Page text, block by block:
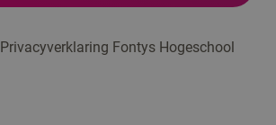
Privacyverklaring Fontys Hogeschool